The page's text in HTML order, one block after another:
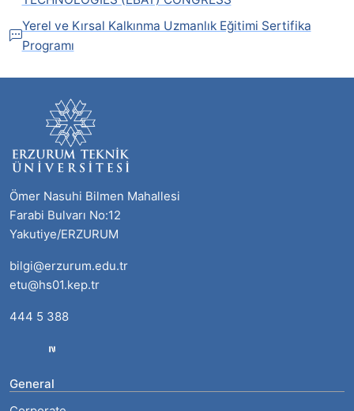
Yerel ve Kırsal Kalkınma Uzmanlık Eğitimi Sertifika
Programı
Ömer Nasuhi Bilmen Mahallesi
Farabi Bulvarı No:12
Yakutiye/ERZURUM
bilgi@erzurum.edu.tr
etu@hs01.kep.tr
444 5 388
General